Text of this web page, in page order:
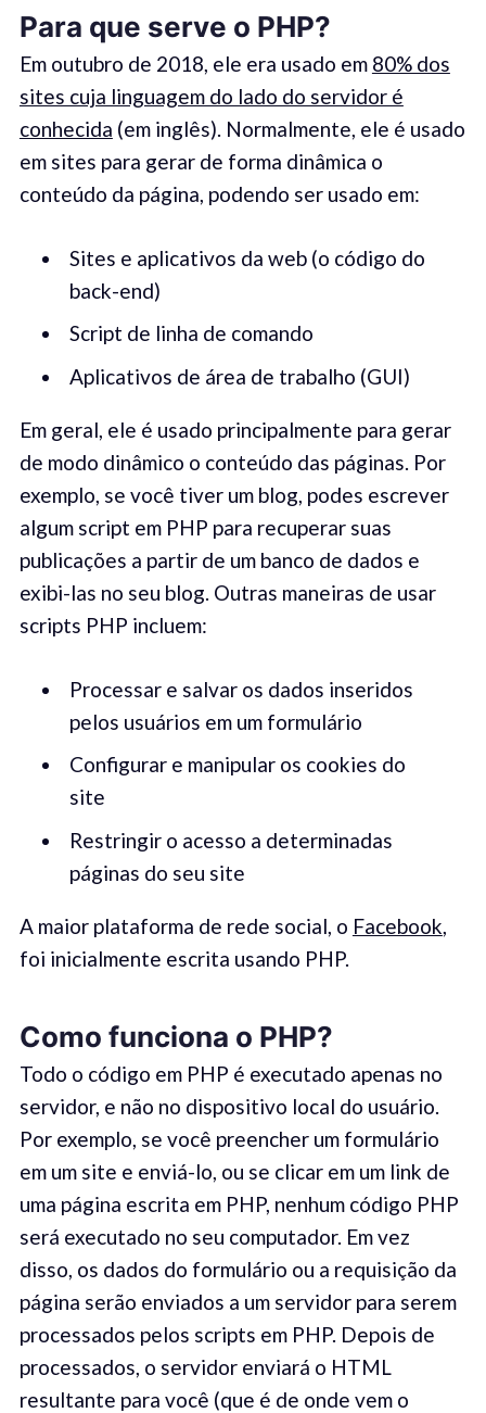
Para que serve o PHP?
Em outubro de 2018, ele era usado em 80% dos
sites cuja linguagem do lado do servidor é
conhecida (em inglês). Normalmente, ele é usado
em sites para gerar de forma dinâmica o
conteúdo da página, podendo ser usado em:
Sites e aplicativos da web (o código do
back-end)
Script de linha de comando
Aplicativos de área de trabalho (GUI)
Em geral, ele é usado principalmente para gerar
de modo dinâmico o conteúdo das páginas. Por
exemplo, se você tiver um blog, podes escrever
algum script em PHP para recuperar suas
publicações a partir de um banco de dados e
exibi-las no seu blog. Outras maneiras de usar
scripts PHP incluem:
Processar e salvar os dados inseridos
pelos usuários em um formulário
Configurar e manipular os cookies do
site
Restringir o acesso a determinadas
páginas do seu site
A maior plataforma de rede social, o Facebook,
foi inicialmente escrita usando PHP.
Como funciona o PHP?
Todo o código em PHP é executado apenas no
servidor, e não no dispositivo local do usuário.
Por exemplo, se você preencher um formulário
em um site e enviá-lo, ou se clicar em um link de
uma página escrita em PHP, nenhum código PHP
será executado no seu computador. Em vez
disso, os dados do formulário ou a requisição da
página serão enviados a um servidor para serem
processados ​​pelos scripts em PHP. Depois de
processados, o servidor enviará o HTML
resultante para você (que é de onde vem o